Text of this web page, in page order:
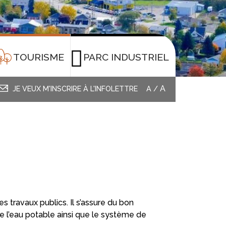
TOURISME PARC INDUSTRIEL
JE VEUX M'INSCRIRE À L'INFOLETTRE A / A
travaux publics. Il s’assure du bon
potable ainsi que le système de